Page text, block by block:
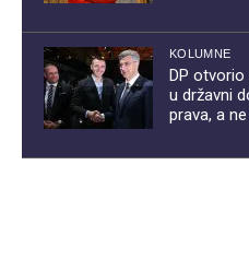
KOLUMNE
DP otvorio
u državni
prava, a